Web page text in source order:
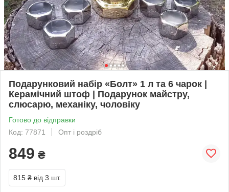
Подарунковий набір «Болт» 1 л та 6 чарок |
Керамічний штоф | Подарунок майстру,
слюсарю, механіку, чоловіку
Готово до відправки
Код: 77871
Опт і роздріб
849 ₴
815 ₴ від 3 шт.